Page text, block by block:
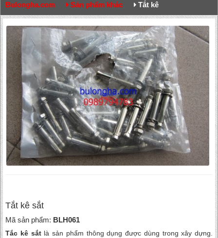
Bulongha.com Sản phẩm khác Tắt kê
Tắt kê sắt
Mã sản phẩm: BLH061
Tắc kê sắtlà sản phẩm thông dụng được dùng trong xây dựng.